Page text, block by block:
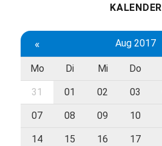
KALENDER
« Aug 2017
Mo Di Mi Do
31 01 02 03
07 08 09 10
14 15 16 17